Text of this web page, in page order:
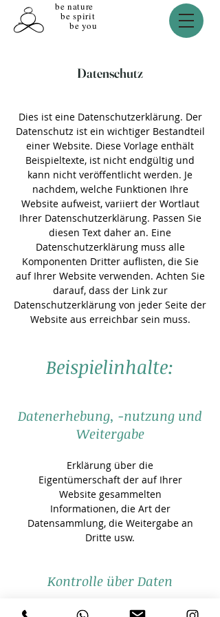
be nature
be spirit
be you
Datenschutz
Dies ist eine Datenschutzerklärung. Der
Datenschutz ist ein wichtiger Bestandteil
einer Website. Diese Vorlage enthält
Beispieltexte, ist nicht endgültig und
kann nicht veröffentlicht werden. Je
nachdem, welche Funktionen Ihre
Website aufweist, variiert der Wortlaut
Ihrer Datenschutzerklärung. Passen Sie
diesen Text daher an. Eine
Datenschutzerklärung muss alle
Komponenten Dritter auflisten, die Sie
auf Ihrer Website verwenden. Achten Sie
darauf, dass der Link zur
Datenschutzerklärung von jeder Seite der
Website aus erreichbar sein muss.
Beispielinhalte:
Datenerhebung, -nutzung und
Weitergabe
Erklärung über die
Eigentümerschaft der auf Ihrer
Website gesammelten
Informationen, die Art der
Datensammlung, die Weitergabe an
Dritte usw.
Kontrolle über Daten
Erklärung über die Möglichkeit,